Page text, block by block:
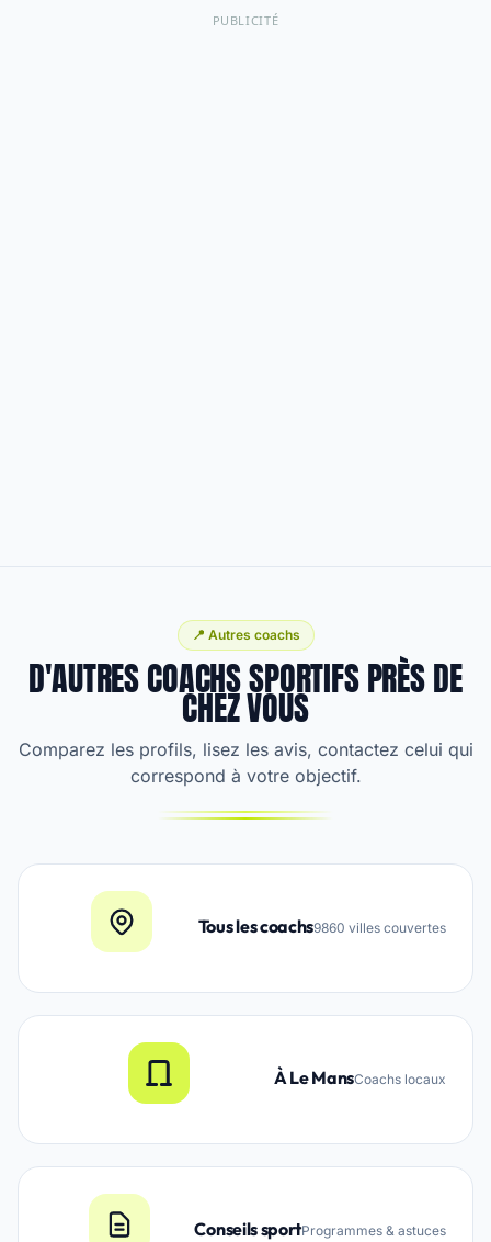
PUBLICITÉ
📍 Autres coachs
D'AUTRES COACHS SPORTIFS PRÈS DE
CHEZ VOUS
Comparez les profils, lisez les avis, contactez celui qui
correspond à votre objectif.
Tous les coachs9860 villes couvertes
À Le MansCoachs locaux
Conseils sportProgrammes & astuces